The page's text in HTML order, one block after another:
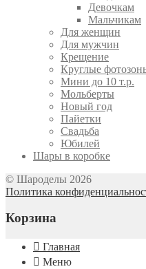
Девочкам
Мальчикам
Для женщин
Для мужчин
Крещение
Круглые
Мини до 10 т.р.
Мольберты
Новый год
Пайетки
Свадьба
Юбилей
Шары в коробке
© Шароделы 2026
Политика
Корзина
Главная
Меню